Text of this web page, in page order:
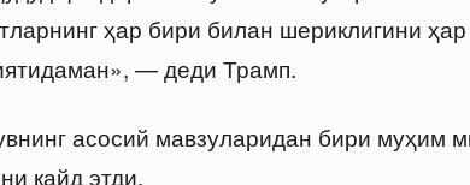
ҳар бири билан шериклигини
— деди Трамп.
асосий мавзуларидан бири муҳим
қайд этди.